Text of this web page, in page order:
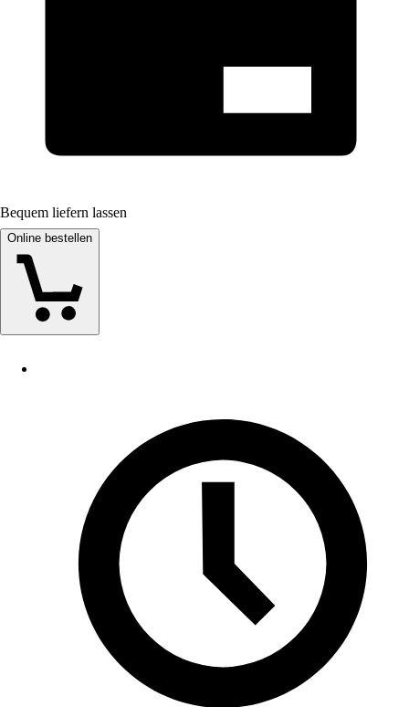
Bequem liefern lassen
Online bestellen